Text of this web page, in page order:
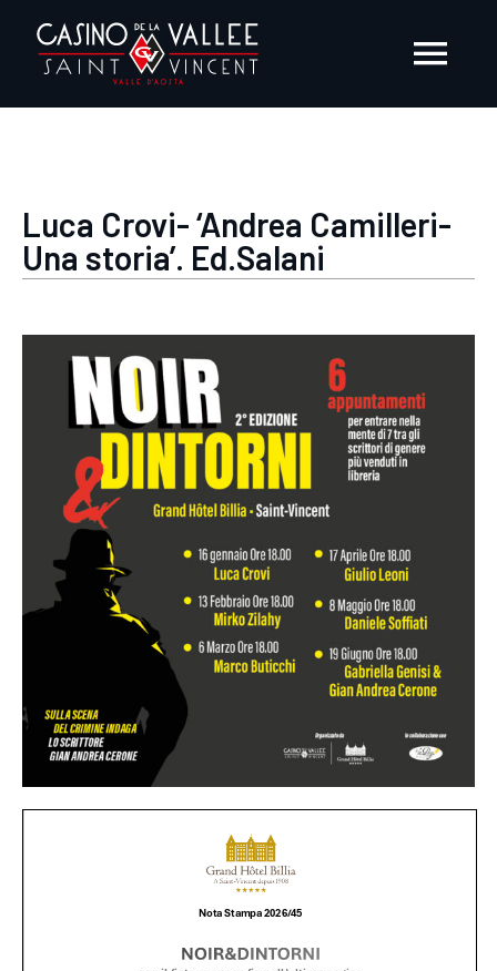
contenuto
PRESS ROOM
FORNITORI E CONSULENTI
OPPORTUNITÀ DI LAVORO
CONTATTI
Luca Crovi- ‘Andrea Camilleri-
Una storia’. Ed.Salani